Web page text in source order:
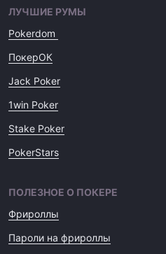
ЛУЧШИЕ РУМЫ
Pokerdom
ПокерОК
Jack Poker
1win Poker
Stake Poker
PokerStars
ПОЛЕЗНОЕ О ПОКЕРЕ
Фрироллы
Пароли на фрироллы